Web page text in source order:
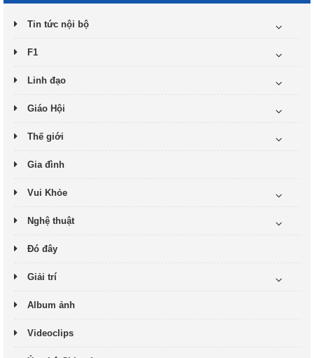
Tin tức nội bộ
F1
Linh đạo
Giáo Hội
Thế giới
Gia đình
Vui Khỏe
Nghệ thuật
Đó đây
Giải trí
Album ảnh
Videoclips